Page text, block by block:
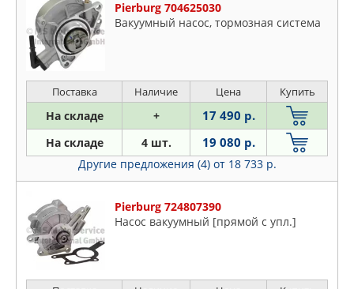
Pierburg 704625030
Вакуумный насос, тормозная система
Поставка Наличие Цена Купить
На складе + 17 490 р.
На складе 4 шт. 19 080 р.
Другие предложения (4) от 18 733 р.
Pierburg 724807390
Насос вакуумный [прямой с упл.]